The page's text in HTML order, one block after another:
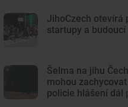
JihoCzech otevírá
startupy a budoucí
Šelma na jihu
mohou
policie hlášení dál